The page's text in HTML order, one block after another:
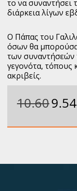
το να συναντήσει
διάρκεια λίγων
Ο Πάπας του
όσων θα
των συναντήσεών
γεγονότα, τόπους
ακριβείς.
10.609.54